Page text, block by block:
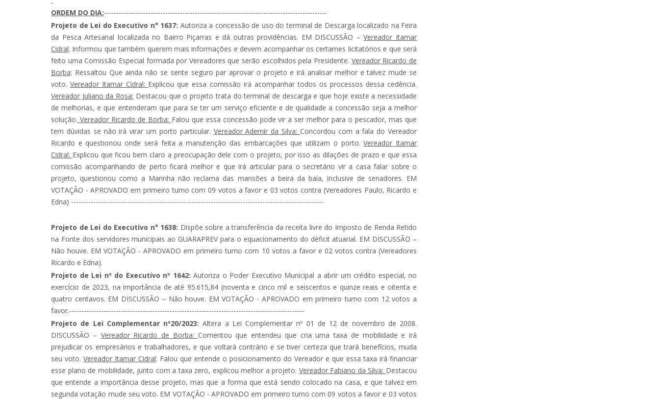
ORDEM DO DIA:-------------------------------------------------------------------------------------------
Projeto de Lei do Executivo n° 1637: Autoriza a concessão de uso do terminal de Descarga localizado na Feira
da Pesca Artesanal localizada no Bairro Piçarras e dá outras providências. EM DISCUSSÃO –Vereador Itamar
Cidral: Informou que também querem mais informações e devem acompanhar os certames licitatórios e que será
feito uma Comissão Especial formada por Vereadores que serão escolhidos pela Presidente. Vereador Ricardo de
Borba: Ressaltou Que ainda não se sente seguro par aprovar o projeto e irá analisar melhor e talvez mude se
voto.Vereador Itamar Cidral: Explicou que essa comissão irá acompanhar todos os processos dessa cedência.
Vereador Juliano da Rosa: Destacou que o projeto trata do terminal de descarga e que hoje existe a necessidade
de melhorias, e que entenderam que para se ter um serviço eficiente e de qualidade a concessão seja a melhor
solução. Vereador Ricardo de Borba: Falou que essa concessão pode vir a ser melhor para o pescador, mas que
tem dúvidas se não irá virar um porto particular. Vereador Ademir da Silva: Concordou com a fala do Vereador
Ricardo e questionou onde será feita a manutenção das embarcações que utilizam o porto.Vereador Itamar
Cidral: Explicou que ficou bem claro a preocupação dele com o projeto, por isso as dilações de prazo e que essa
comissão acompanhando de perto ficará melhor e que irá articular para o secretário vir a casa falar sobre o
projeto, questionou como a Marinha não reclama das mansões a beira da baía, inclusive de senadores. EM
VOTAÇÃO - APROVADO em primeiro turno com 09 votos a favor e 03 votos contra (Vereadores Paulo, Ricardo e
Edna) -------------------------------------------------------------------------------------------------------
Projeto de Lei do Executivo n° 1638: Dispõe sobre a transferência da receita livre do Imposto de Renda Retido
na Fonte dos servidores municipais ao GUARAPREV para o equacionamento do déficit atuarial. EM DISCUSSÃO –
Não houve. EM VOTAÇÃO - APROVADO em primeiro turno com 10 votos a favor e 02 votos contra (Vereadores
Ricardo e Edna).
Projeto de Lei nº do Executivo nº 1642: Autoriza o Poder Executivo Municipal a abrir um crédito especial, no
exercício de 2023, na importância de até 95.615,84 (noventa e cinco mil e seiscentos e quinze reais e oitenta e
quatro centavos. EM DISCUSSÃO – Não houve. EM VOTAÇÃO - APROVADO em primeiro turno com 12 votos a
favor.------------------------------------------------------------------------------------------------
Projeto de Lei Complementar nº20/2023: Altera a Lei Complementar nº 01 de 12 de novembro de 2008.
DISCUSSÃO – Vereador Ricardo de Borba: Comentou que entendeu que cria uma taxa de mobilidade e irá
prejudicar os empresários e trabalhadores, e que voltará contrário e se tiver certeza que trará benefícios, muda
seu voto. Vereador Itamar Cidral: Falou que entende o posicionamento do Vereador e que essa taxa irá financiar
esse plano de mobilidade, junto com a taxa zero, explicou melhor a projeto. Vereador Fabiano da Silva: Destacou
que entende a importância desse projeto, mas que a forma que está sendo colocado na casa, e que talvez em
segunda votação mude seu voto. EM VOTAÇÃO - APROVADO em primeiro turno com 09 votos a favor e 03 votos